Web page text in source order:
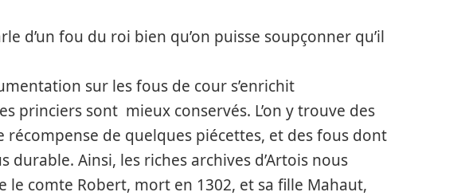
d’un fou du roi bien qu’on puisse soupçonner qu’il
sur les fous de cour s’enrichit
princiers sont mieux conservés. L’on y trouve des
récompense de quelques piécettes, et des fous dont
durable. Ainsi, les riches archives d’Artois nous
le comte Robert, mort en 1302, et sa fille Mahaut,